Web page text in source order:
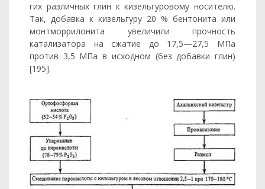
гих различных глин к кизельгуровому носителю.
Так, добавка к кизельгуру 20 % бентонита или
монтморрилонита увеличили проч­ность
катализатора на сжатие до 17,5—27,5 МПа
против 3,5 МПа в исходном (без добавки глин)
[195].